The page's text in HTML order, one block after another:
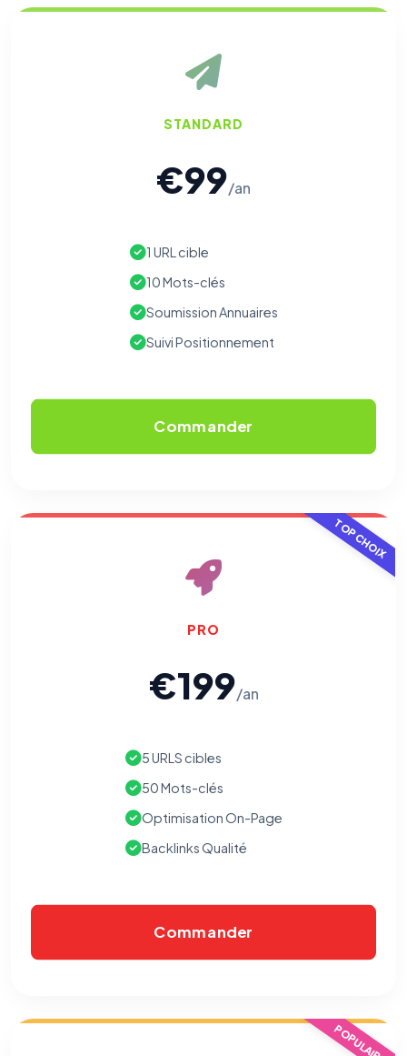
STANDARD
€99/an
1 URL cible
10 Mots-clés
Soumission Annuaires
Suivi Positionnement
Commander
TOP CHOIX
PRO
€199/an
5 URLS cibles
50 Mots-clés
Optimisation On-Page
Backlinks Qualité
Commander
POPULAIRE
⚙️
Cookies essentiels TOUJOURS ACTIF